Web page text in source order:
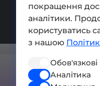
Умови
покращення
аналітики.
користуватись
з нашою
Обов'язкові
Аналітика